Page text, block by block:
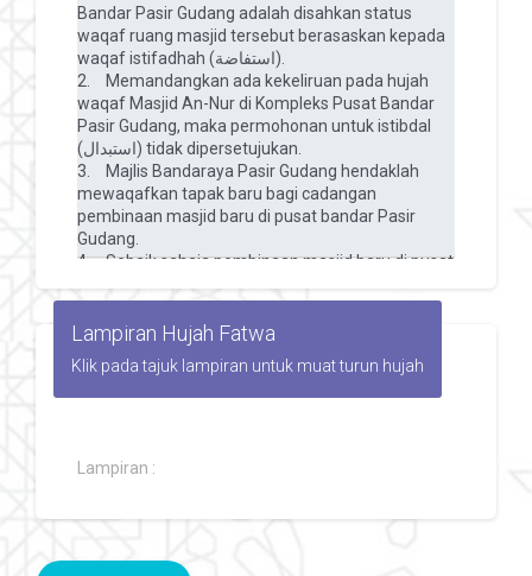
Lampiran Hujah Fatwa
Klik pada tajuk lampiran untuk muat turun hujah
Lampiran :